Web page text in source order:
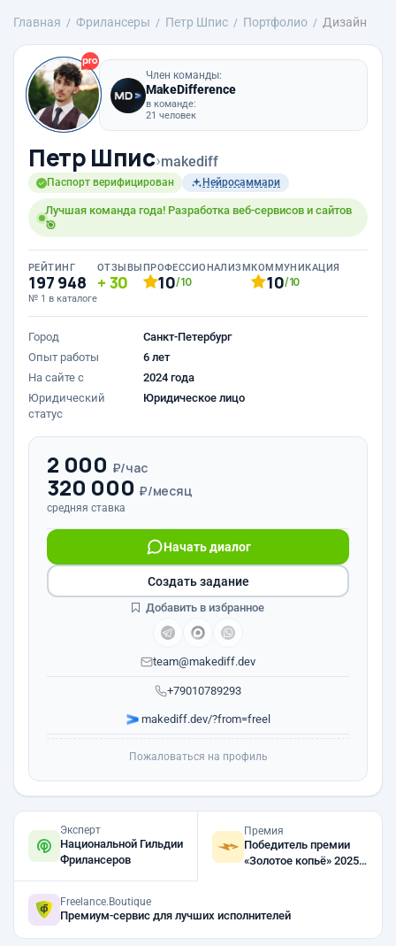
Главная Фрилансеры Петр Шпис Портфолио Дизайн
Член команды:
MakeDifference
в команде:
21 человек
Петр Шпис›makediff
Паспорт верифицирован Нейросаммари
Лучшая команда года! Разработка веб-сервисов и сайтов
🎯
РЕЙТИНГ
197 948
№ 1 в каталоге
ОТЗЫВЫ
30
ПРОФЕССИОНАЛИЗМ
10/10
КОММУНИКАЦИЯ
10/10
Город
Санкт-Петербург
Опыт работы
6 лет
На сайте с
2024 года
Юридический
статус
Юридическое лицо
2 000 ₽/час
320 000 ₽/месяц
средняя ставка
+79010789293
Начать диалог
team@makediff.dev
makediff.dev/?from=freel
Создать задание
Добавить в избранное
Пожаловаться на профиль
Эксперт
Национальной Гильдии
Фрилансеров
Премия
Победитель премии
«Золотое копьё» 2025,
Freelance.Boutique
Премиум-сервис для лучших исполнителей